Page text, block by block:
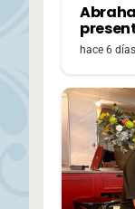
hace 6 días